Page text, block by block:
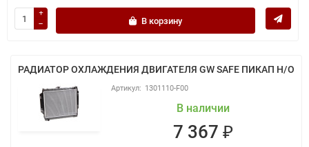
В корзину
РАДИАТОР ОХЛАЖДЕНИЯ ДВИГАТЕЛЯ GW SAFE ПИКАП Н/О
1301110-F00
В наличии
7 367 ₽